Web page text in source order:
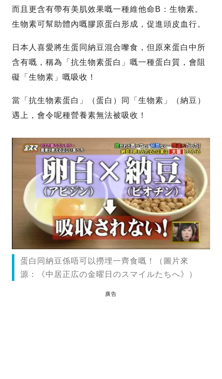
而且更含有帶有美肌效果嘅一種維他命B：生物素。
生物素可幫助體內嘅膠原蛋白形成，促進頭皮血行。
日本人喜愛將生蛋同納豆混合嚟食，但原來蛋白中所
含有嘅，稱為「抗生物素蛋白」嘅一種蛋白質，會阻
礙「生物素」嘅吸收！
當「抗生物素蛋白」（蛋白）同「生物素」（納豆）
遇上，會令呢種營養素無法被吸收！
蛋白同納豆係唔可以撈埋一齊食嘅！（圖片來
源：《中居正広の金曜日のスマイルたちへ》）
廣告